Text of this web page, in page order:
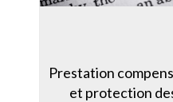
Prestation
et protection